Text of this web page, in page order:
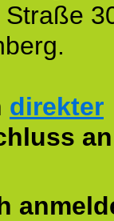
Straße
direkter